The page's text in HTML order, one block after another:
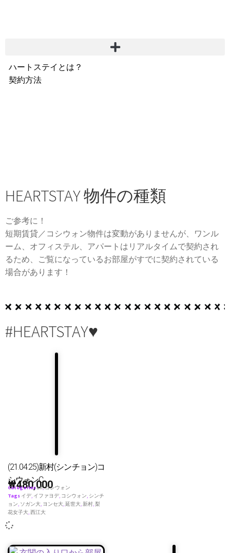
ハートステイとは？
契約方法
HEARTSTAY 物件の種類
ご参考に！
短期賃貸／コシウォン物件は変動がありませんが、ワンル
ーム、オフィステル、アパートはリアルタイムで契約され
るため、ご覧になっているお部屋がすでに契約されている
場合があります！
#HEARTSTAY♥
(21.04.25)新村(シンチョン)コ
シウォンC
₩480,000
Categoriesall,コシウォン
Tags イデ, イファヨデ, コシウォン, シンチ
ョン, ソガン大, ヨンセ大,延世大,新村,梨
花女子大,西江大